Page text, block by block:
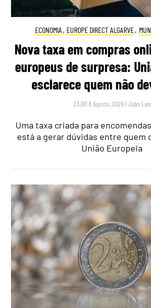
ECONOMIA , EUROPE DIRECT ALGARVE,
Nova taxa em compras
europeus de surpresa:
esclarece quem não
23:00 8 Agosto, 2026 |João Luís
Uma taxa criada para
está a gerar dúvidas entre quem
União Europeia